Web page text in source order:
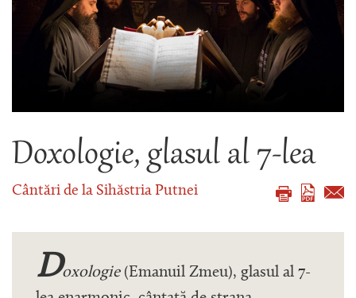
Doxologie, glasul al 7-lea
Cântări de la Sihăstria Putnei
Doxologie(Emanuil Zmeu), glasul al 7-